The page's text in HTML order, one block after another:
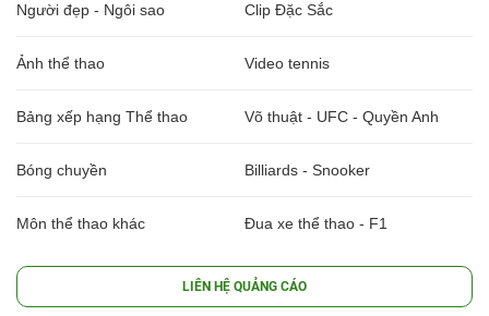
Người đẹp - Ngôi sao Clip Đặc Sắc
Ảnh thể thao Video tennis
Bảng xếp hạng Thể thao Võ thuật - UFC - Quyền Anh
Bóng chuyền Billiards - Snooker
Môn thể thao khác Đua xe thể thao - F1
LIÊN HỆ QUẢNG CÁO